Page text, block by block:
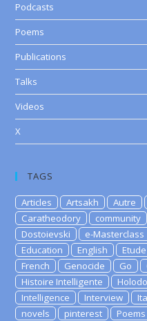
Podcasts
Poems
Publications
Talks
Videos
X
TAGS
Articles Artsakh Autre
Caratheodory
community
Dostoievski
e-Masterclass
Education
English Etude
French
Genocide Go
Histoire Intelligente
Intelligence
Interview
novels
pinterest Poems